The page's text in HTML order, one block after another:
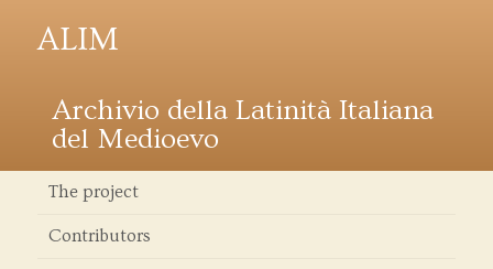
ALIM
Archivio della Latinità Italiana
del Medioevo
The project
Contributors